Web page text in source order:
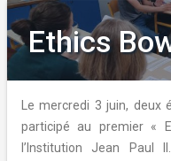
Ethics
Le mercredi 3 juin,
participé au premier «
l’Institution Jean Paul